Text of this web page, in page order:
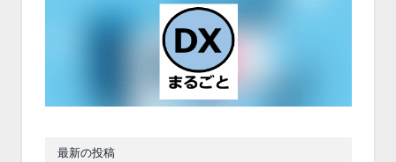
最新の投稿